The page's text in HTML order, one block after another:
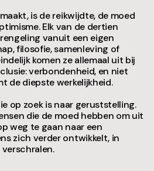
is de reikwijdte, de moed
Elk van de dertien
vanuit een eigen
filosofie, samenleving of
komen ze allemaal uit bij
verbondenheid, en niet
de diepste werkelijkheid.
op zoek is naar geruststelling.
die de moed hebben om uit
weg te gaan naar een
zich verder ontwikkelt, in